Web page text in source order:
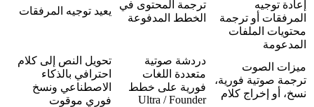
إعادة توجيه
المرفقات أو ترجمة
محتويات الملفات
المدعومة
ترجمة المحتوى في
الخطط المدفوعة
يعيد توجيه المرفقات
ميزات الصوت
ترجمة صوتية فورية،
نسخ، أو إخراج كلام
دردشة صوتية
متعددة اللغات
فورية على خطط
Ultra / Founder
تحويل النص إلى كلام
احترافي بالذكاء
الاصطناعي ونسخ
فوري موقوت